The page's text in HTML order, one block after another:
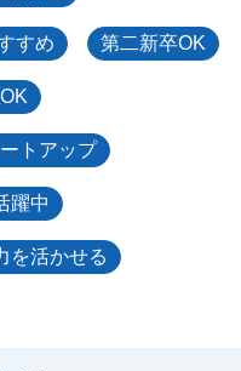
すめ 第二新卒OK
トアップ
躍中
を活かせる